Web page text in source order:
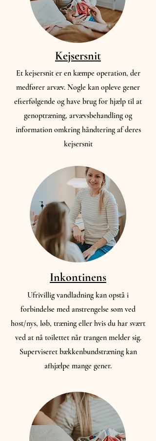
Kejsersnit
Et kejsersnit er en kæmpe operation, der
medfører arvæv. Nogle kan opleve gener
efterfølgende og have brug for hjælp til at
genoptræning, arvævsbehandling og
information omkring håndtering af deres
kejsersnit
Inkontinens
Ufrivillig vandladning kan opstå i
forbindelse med anstrengelse som ved
host/nys, løb, træning eller hvis du har svært
ved at nå toilettet når trangen melder sig.
Superviseret bækkenbundstræning kan
afhjælpe mange gener.